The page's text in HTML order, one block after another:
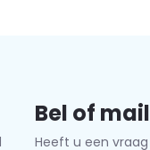
Bel of
Heeft u een